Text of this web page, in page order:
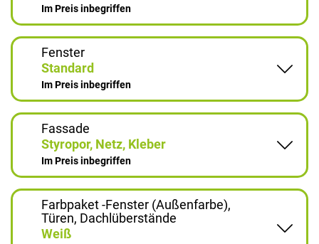
Im Preis inbegriffen
Fenster
Standard
Im Preis inbegriffen
Fassade
Styropor, Netz, Kleber
Im Preis inbegriffen
Farbpaket -Fenster (Außenfarbe),
Türen, Dachlüberstände
Weiß